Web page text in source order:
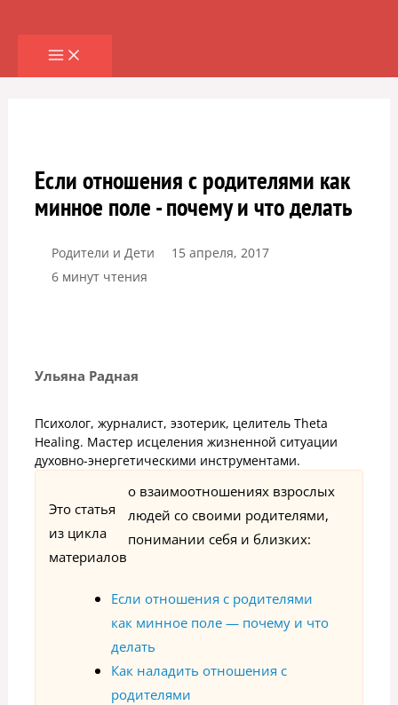
содержимому
Если отношения с родителями как
минное поле - почему и что делать
Родители и Дети
15 апреля, 2017
6 минут чтения
Ульяна Радная
Психолог, журналист, эзотерик, целитель Theta
Healing. Мастер исцеления жизненной ситуации
духовно-энергетическими инструментами.
Это статья
из цикла
материалов
о взаимоотношениях взрослых
людей со своими родителями,
понимании себя и близких:
Если отношения с родителями
как минное поле — почему и что
делать
Как наладить отношения с
родителями